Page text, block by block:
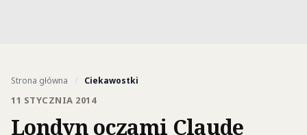
Strona główna / Ciekawostki
11 STYCZNIA 2014
Londyn oczami Claude